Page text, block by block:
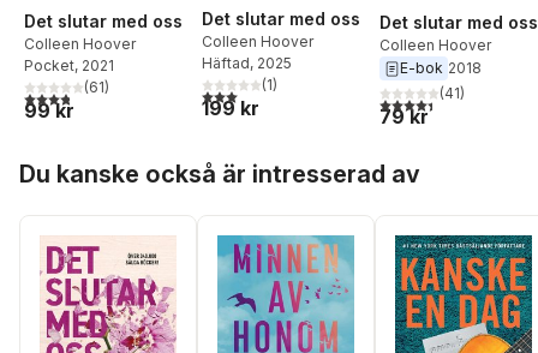
Det slutar med oss
Colleen Hoover
Pocket, 2021
3,8utav 5 stjärnor. Totalt antal röster:
(61)
99 kr
Det slutar med oss
Colleen Hoover
Häftad, 2025
3,0utav 5 stjärnor. Totalt antal röster:
(1)
199 kr
Det slutar med oss
Colleen Hoover
E-bok 2018
4,4utav 5 stjärnor.
(41)
79 kr
Du kanske också är intresserad av